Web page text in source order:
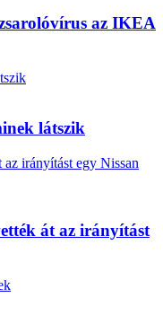
az IKEA
látszik
át az irányítást